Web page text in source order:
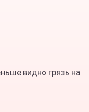
видно грязь на